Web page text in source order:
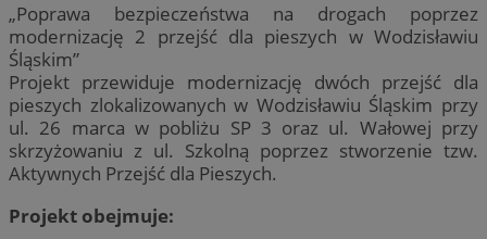
„Poprawa bezpieczeństwa na drogach poprzez
modernizację 2 przejść dla pieszych w Wodzisławiu
Śląskim”
Projekt przewiduje modernizację dwóch przejść dla
pieszych zlokalizowanych w Wodzisławiu Śląskim przy
ul. 26 marca w pobliżu SP 3 oraz ul. Wałowej przy
skrzyżowaniu z ul. Szkolną poprzez stworzenie tzw.
Aktywnych Przejść dla Pieszych.
Projekt obejmuje: